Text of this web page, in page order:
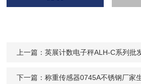
上一篇：英展计数电子秤ALH-C系列批
下一篇：称重传感器0745A不锈钢厂家